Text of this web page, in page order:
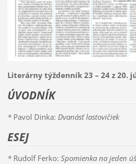
Literárny týždenník 23 – 24 z 20.
ÚVODNÍK
* Pavol Dinka: Dvanásť lastovičiek
ESEJ
* Rudolf Ferko: Spomienka na jeden